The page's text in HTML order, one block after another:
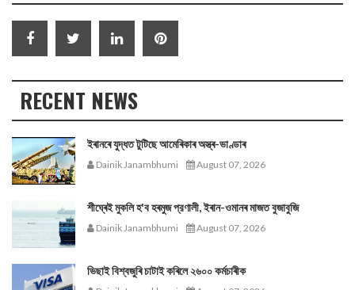
RECENT NEWS
ইৰানৰে যুদ্ধত টুটিছে আমেৰিকাৰ অস্ত্ৰ-ভাণ্ডাৰ
Dainik Janambhumi August 07, 2026
শীঘ্ৰেই মুকলি হ'ব হৰমুজ প্রণালী, ইৰান-ওমানৰ মাজত বুজাবুজি
Dainik Janambhumi August 07, 2026
ভিছাই বিশ্বজুৰি চাটাই কৰিলে ২৬০০ কৰ্মচাৰীক